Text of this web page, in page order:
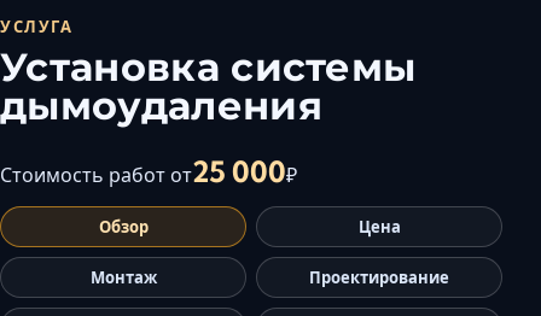
Грозный
Каспийск
Керчь
Кисловодск
УСЛУГА
Установка системы
дымоудаления
Стоимость работ от25 000₽
Обзор Цена
Монтаж Проектирование